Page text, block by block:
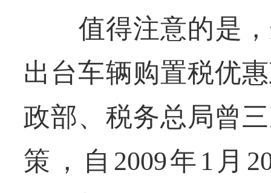
值得注意的是，
出台车辆购置税优
政部、税务总局曾
策，自2009年1月